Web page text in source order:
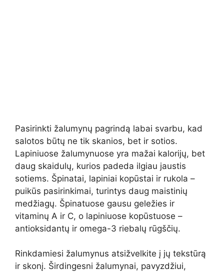
Pasirinkti žalumynų pagrindą labai svarbu, kad
salotos būtų ne tik skanios, bet ir sotios.
Lapiniuose žalumynuose yra mažai kalorijų, bet
daug skaidulų, kurios padeda ilgiau jaustis
sotiems. Špinatai, lapiniai kopūstai ir rukola –
puikūs pasirinkimai, turintys daug maistinių
medžiagų. Špinatuose gausu geležies ir
vitaminų A ir C, o lapiniuose kopūstuose –
antioksidantų ir omega-3 riebalų rūgščių.
Rinkdamiesi žalumynus atsižvelkite į jų tekstūrą
ir skonį. Širdingesni žalumynai, pavyzdžiui,